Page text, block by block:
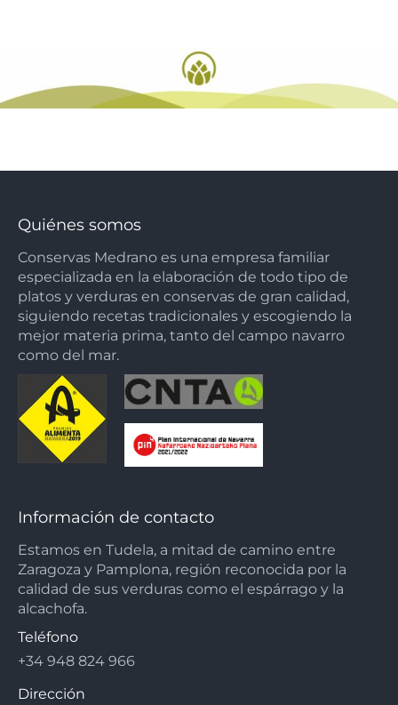
Quiénes somos
Conservas Medrano es una empresa familiar
especializada en la elaboración de todo tipo de
platos y verduras en conservas de gran calidad,
siguiendo recetas tradicionales y escogiendo la
mejor materia prima, tanto del campo navarro
como del mar.
Información de contacto
Estamos en Tudela, a mitad de camino entre
Zaragoza y Pamplona, región reconocida por la
calidad de sus verduras como el espárrago y la
alcachofa.
Teléfono
+34 948 824 966
Dirección